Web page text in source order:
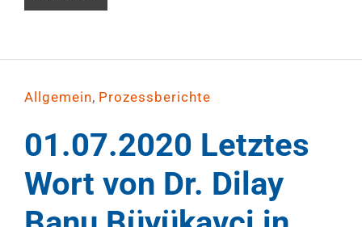
Allgemein, Prozessberichte
01.07.2020 Letztes
Wort von Dr. Dilay